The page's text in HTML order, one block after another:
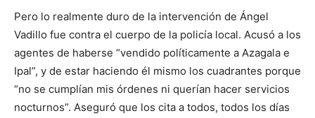
Pero lo realmente duro de la intervención de Ángel
Vadillo fue contra el cuerpo de la policía local. Acusó a los
agentes de haberse “vendido políticamente a Azagala e
Ipal”, y de estar haciendo él mismo los cuadrantes porque
“no se cumplían mis órdenes ni querían hacer servicios
nocturnos”. Aseguró que los cita a todos, todos los días